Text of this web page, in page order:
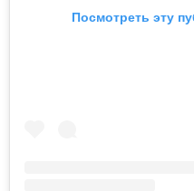
Посмотреть эту